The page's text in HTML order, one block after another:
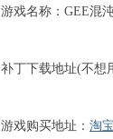
游戏名称：GEE混
补丁下载地址(不想
游戏购买地址： 淘